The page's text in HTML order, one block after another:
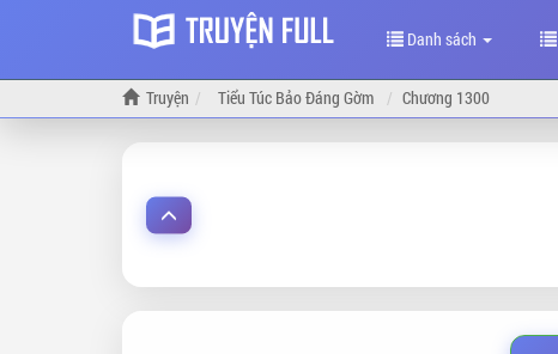
Danh sách
Truyện Tiểu Túc Bảo Đáng Gờm Chương 1300